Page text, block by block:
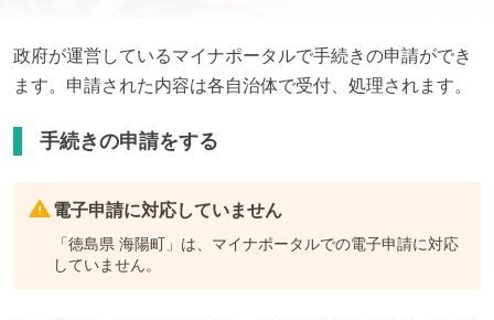
政府が運営しているマイナポータルで手続きの申請ができ
ます。申請された内容は各自治体で受付、処理されます。
手続きの申請をする
電子申請に対応していません
「徳島県 海陽町 」は、マイナポータルでの電子申請に対応
していません。